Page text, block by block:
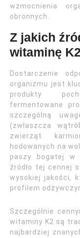
wzmocnienia
obronnych.
Z jakich
witaminę
Dostarczenie
organizmu jest
produkty
fermentowane
szczególną
(zwłaszcza
zwierząt
hodowanych na
paszy bogatej w
źródło tej cennej
wysokiej jakości,
profilem
Szczególnie
witaminy K2 są
najbardziej